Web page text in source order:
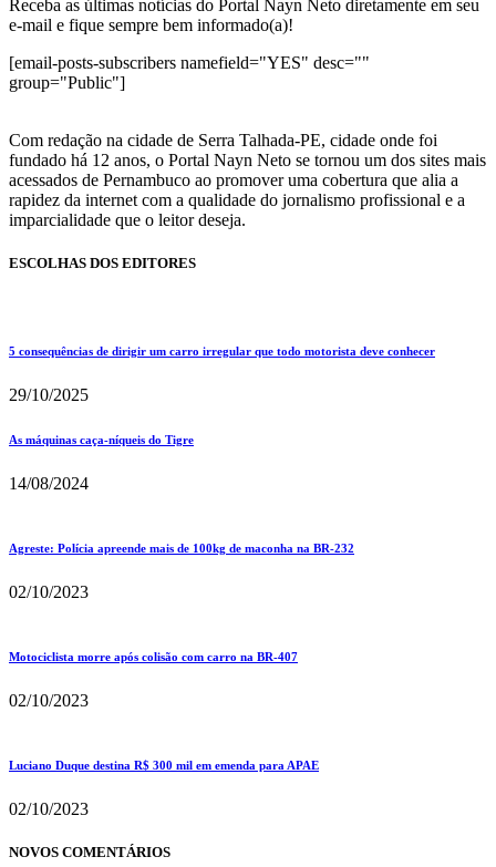
Receba as últimas notícias do Portal Nayn Neto diretamente em seu
e-mail e fique sempre bem informado(a)!
[email-posts-subscribers namefield="YES" desc=""
group="Public"]
Com redação na cidade de Serra Talhada-PE, cidade onde foi
fundado há 12 anos, o Portal Nayn Neto se tornou um dos sites mais
acessados de Pernambuco ao promover uma cobertura que alia a
rapidez da internet com a qualidade do jornalismo profissional e a
imparcialidade que o leitor deseja.
ESCOLHAS DOS EDITORES
5 consequências de dirigir um carro irregular que todo motorista deve conhecer
29/10/2025
As máquinas caça-níqueis do Tigre
14/08/2024
Agreste: Polícia apreende mais de 100kg de maconha na BR-232
02/10/2023
Motociclista morre após colisão com carro na BR-407
02/10/2023
Luciano Duque destina R$ 300 mil em emenda para APAE
02/10/2023
NOVOS COMENTÁRIOS